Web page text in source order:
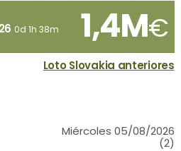
0d 1h 38m 1,4M€
Loto Slovakia anteriores
Miércoles 05/08/2026
(2)